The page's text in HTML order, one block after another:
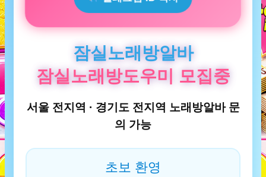
잠실노래방알바
잠실노래방도우미 모집중
서울 전지역 · 경기도 전지역 노래방알바 문
의 가능
초보 환영